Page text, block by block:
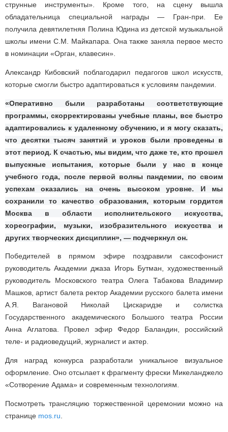
струнные инструменты». Кроме того, на сцену вышла
обладательница специальной награды — Гран-при. Ее
получила девятилетняя Полина Юдина из детской музыкальной
школы имени С.М. Майкапара. Она также заняла первое место
в номинации «Орган, клавесин».
Александр Кибовский поблагодарил педагогов школ искусств,
которые смогли быстро адаптироваться к условиям пандемии.
«Оперативно были разработаны соответствующие
программы, скорректированы учебные планы, все быстро
адаптировались к удаленному обучению, и я могу сказать,
что десятки тысяч занятий и уроков были проведены в
этот период. К счастью, мы видим, что даже те, кто прошел
выпускные испытания, которые были у нас в конце
учебного года, после первой волны пандемии, по своим
успехам оказались на очень высоком уровне. И мы
сохранили то качество образования, которым гордится
Москва в области исполнительского искусства,
хореографии, музыки, изобразительного искусства и
других творческих дисциплин», — подчеркнул он.
Победителей в прямом эфире поздравили саксофонист
руководитель Академии джаза Игорь Бутман, художественный
руководитель Московского театра Олега Табакова Владимир
Машков, артист балета ректор Академии русского балета имени
А.Я. Вагановой Николай Цискаридзе и солистка
Государственного академического Большого театра России
Анна Аглатова. Провел эфир Федор Баландин, российский
теле- и радиоведущий, журналист и актер.
Для наград конкурса разработали уникальное визуальное
оформление. Оно отсылает к фрагменту фрески Микеланджело
«Сотворение Адама» и современным технологиям.
Посмотреть трансляцию торжественной церемонии можно на
странице mos.ru